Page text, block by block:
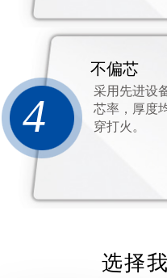
4
不偏芯
采用先进设
芯率，厚度
穿打火。
选择